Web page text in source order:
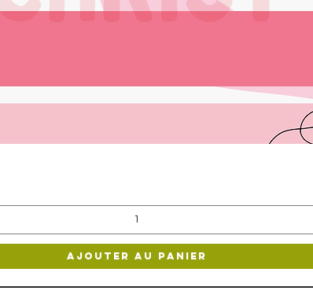
Ajouter au panier